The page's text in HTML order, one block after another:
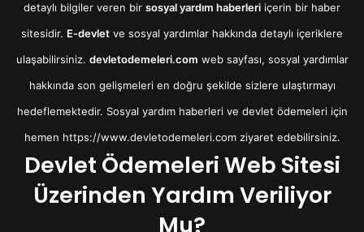
detaylı bilgiler veren bir sosyal yardım haberleri içerin bir haber
sitesidir. E-devlet ve sosyal yardımlar hakkında detaylı içeriklere
ulaşabilirsiniz. devletodemeleri.com web sayfası, sosyal yardımlar
hakkında son gelişmeleri en doğru şekilde sizlere ulaştırmayı
hedeflemektedir. Sosyal yardım haberleri ve devlet ödemeleri için
hemen https://www.devletodemeleri.comziyaret edebilirsiniz.
Devlet Ödemeleri Web Sitesi
Üzerinden Yardım Veriliyor
Mu?